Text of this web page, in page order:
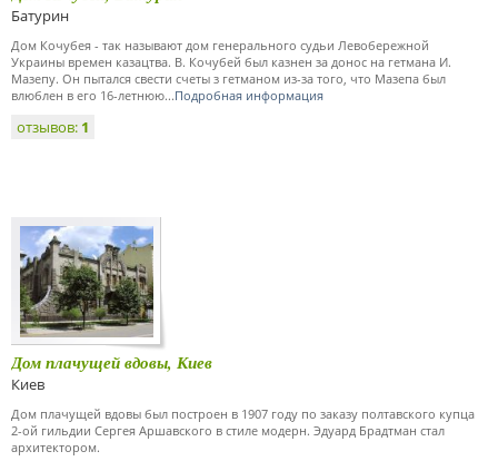
Батурин
Дом Кочубея - так называют дом генерального судьи Левобережной
Украины времен казацтва. В. Кочубей был казнен за донос на гетмана И.
Мазепу. Он пытался свести счеты з гетманом из-за того, что Мазепа был
влюблен в его 16-летнюю...Подробная информация
отзывов: 1
Дом плачущей вдовы, Киев
Киев
Дом плачущей вдовы был построен в 1907 году по заказу полтавского купца
2-ой гильдии Сергея Аршавского в стиле модерн. Эдуард Брадтман стал
архитектором.